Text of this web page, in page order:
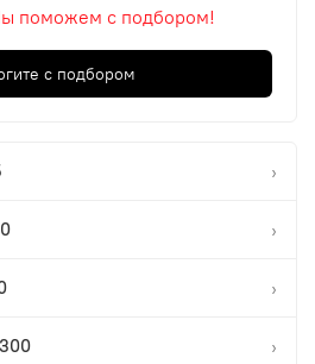
поможем с подбором!
с подбором
›
›
›
›